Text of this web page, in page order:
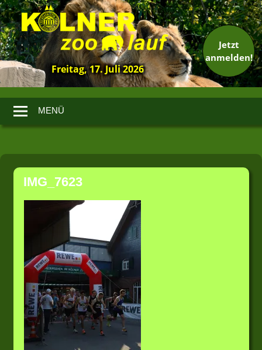
13.
Kölner
Zoolauf
Freitag, 17. Juli 2026
Jetzt
anmelden!
MENÜ
Zum
Inhalt
springenIMG_7623